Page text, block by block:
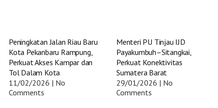
Peningkatan Jalan Riau Baru
Kota Pekanbaru Rampung,
Perkuat Akses Kampar dan
Tol Dalam Kota
11/02/2026
No
Comments
Menteri PU Tinjau IJD
Payakumbuh–Sitangkai,
Perkuat Konektivitas
Sumatera Barat
29/01/2026
No
Comments